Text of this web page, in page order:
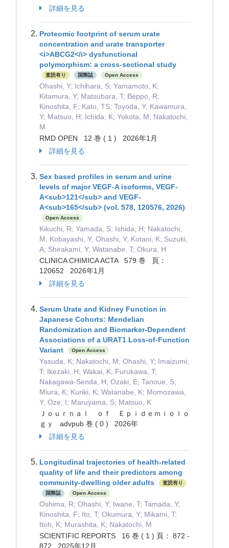
詳細を見る
Proteomic footprint of serum urate
concentration and urate transporter
<i>ABCG2</i> dysfunctional
polymorphism: a cross-sectional study
査読有り 国際誌 Open Access
Ohashi, Y; Ichihara, S; Yamamoto, K;
Kitamura, Y; Matsubara, T; Beppo, R;
Kinoshita, F; Kato, TS; Toyoda, Y; Kawamura,
Y; Matsuo, H; Ichida, K; Yokota, M; Nakatochi,
M
RMD OPEN 12 巻 ( 1 ) 2026年1月
詳細を見る
Sex based profiles in serum and urine
levels of major VEGF-A isoforms, VEGF-
A<sub>121</sub> and VEGF-
A<sub>165</sub> (vol. 578, 120576, 2026)
Open Access
Kikuchi, R; Yamada, S; Ishida, H; Nakatochi,
M; Kobayashi, Y; Ohashi, Y; Kotani, K; Suzuki,
A; Shirakami, Y; Watanabe, T; Okura, H
CLINICA CHIMICA ACTA 579 巻 頁：
120652 2026年1月
詳細を見る
Serum Urate and Kidney Function in
Japanese Cohorts: Mendelian
Randomization and Biomarker-Dependent
Associations of a URAT1 Loss-of-Function
Variant
Open Access
Yasuda, K; Nakatochi, M; Ohashi, Y; Imaizumi,
T; Ikezaki, H; Wakai, K; Furukawa, T;
Nakagawa-Senda, H; Ozaki, E; Tanoue, S;
Miura, K; Kuriki, K; Watanabe, K; Momozawa,
Y; Oze, I; Maruyama, S; Matsuo, K
Ｊｏｕｒｎａｌ ｏｆ Ｅｐｉｄｅｍｉｏｌｏ
ｇｙ advpub 巻 ( 0 ) 2026年
詳細を見る
Longitudinal trajectories of health-related
quality of life and their predictors among
community-dwelling older adults
査読有り
国際誌
Open Access
Oshima, R; Ohashi, Y; Iwane, T; Tamada, Y;
Kinoshita, F; Ito, T; Okumura, Y; Mikami, T;
Itoh, K; Murashita, K; Nakatochi, M
SCIENTIFIC REPORTS 16 巻 ( 1 ) 頁： 872 -
872 2025年12月